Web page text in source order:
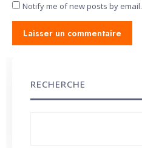
Notify me of new posts by email.
RECHERCHE